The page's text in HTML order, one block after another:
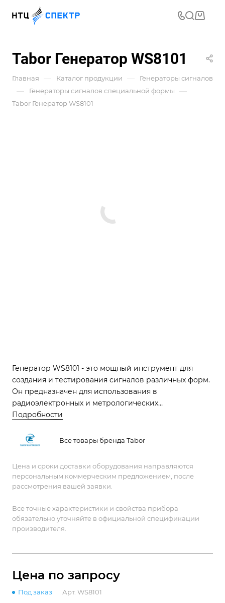
Tabor Генератор WS8101
Главная — Каталог продукции — Генераторы сигналов
— Генераторы сигналов специальной формы —
Tabor Генератор WS8101
Генератор WS8101 - это мощный инструмент для
создания и тестирования сигналов различных форм.
Он предназначен для использования в
радиоэлектронных и метрологических
исследованиях. С его помощью можно генерировать
импульсы до 250 МГц, треугольные и пилотные
сигналы, кардиосигналы, гауссовские и
экспоненциальные сигналы, шум и постоянное
напряжение.
Подробности
Все товары бренда Tabor
Цена и сроки доставки оборудования направляются
персональным коммерческим предложением, после
рассмотрения вашей заявки.
Все точные характеристики и свойства прибора
обязательно уточняйте в официальной спецификации
производителя.
Цена по запросу
Под заказ Арт. WS8101